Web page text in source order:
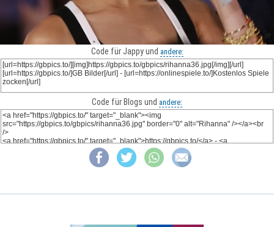
Code für Jappy und andere:
Code für Blogs und andere: